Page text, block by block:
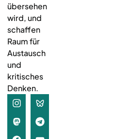
übersehen
wird, und
schaffen
Raum für
Austausch
und
kritisches
Denken.